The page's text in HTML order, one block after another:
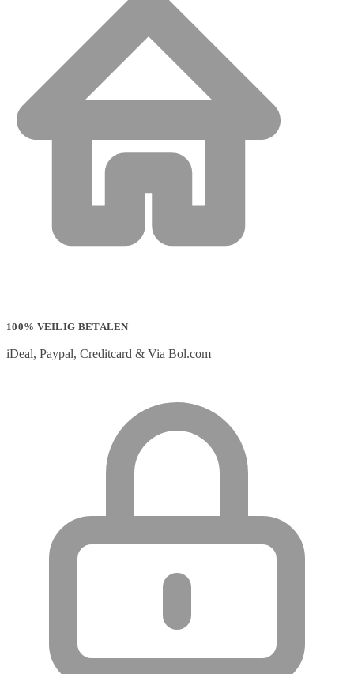
100% VEILIG BETALEN
iDeal, Paypal, Creditcard & Via Bol.com